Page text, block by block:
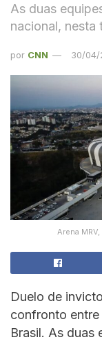
As duas
nacional, nesta
por CNN 30/04/
Arena
Duelo de
confronto
Brasil. As duas